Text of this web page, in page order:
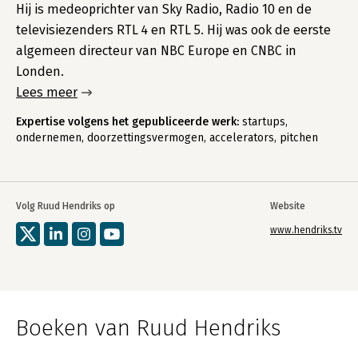
Volg Ruud Hendriks op Website
www.hendriks.tv
Hij is medeoprichter van Sky Radio, Radio 10 en de
televisiezenders RTL 4 en RTL 5. Hij was ook de eerste
algemeen directeur van NBC Europe en CNBC in
Londen.
Lees meer
Expertise volgens het gepubliceerde werk: startups,
ondernemen, doorzettingsvermogen, accelerators, pitchen
Boeken van Ruud Hendriks